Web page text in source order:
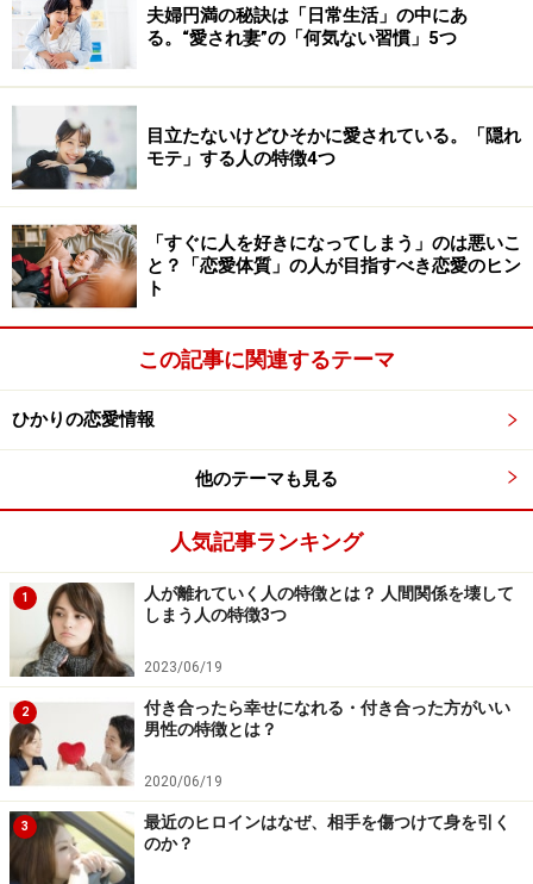
思い通りにしたがると、煙たがれる
相手によかれと思って説教する人のなかには、「相手を
従わせたい」「自分の思い通りにコントロールしたい」
という欲望が隠れている人もいます。そういう人は、
「相手のため」ではなく、「自分のため」に言っている
ことも少なくありません。それでは、相手に受け入れら
れにくくなってしまうでしょう。
つまり、「自分は一生懸命やっているのに！」と思いな
がら、空回りしてしまうときは、「自分が本当は何に対
いいのです。心の奥底には、利己的な考えを持っている
こともあるからです。
つまり、「相手のために」と本当に思えるようになった
ときには、“あなたが一生懸命になること”自体が変わっ
てくることもあるのです。「一生懸命、相手が受け入れ
やすい言葉を見つけて話す」ようになるかもしれない
し、「自分が行動している背中を見せて、大切なことを
伝える」ようになるかもしれないですしね。
もしかしたら、「相手ができなくても、自分がフォロー
できる人になる」という選択肢だってあるかもしれませ
ん。そうなったときには、相手はあなたの器の大きさを
夫婦円満の秘訣は「日常生活」の中にあ
る。“愛され妻”の「何気ない習慣」5つ
目立たないけどひそかに愛されている。「隠れ
モテ」する人の特徴4つ
「すぐに人を好きになってしまう」のは悪いこ
と？「恋愛体質」の人が目指すべき恋愛のヒン
ト
この記事に関連するテーマ
ひかりの恋愛情報
他のテーマも見る
人気記事ランキング
1
人が離れていく人の特徴とは？ 人間関係を壊して
しまう人の特徴3つ
2023/06/19
2
付き合ったら幸せになれる・付き合った方がいい
男性の特徴とは？
2020/06/19
3
最近のヒロインはなぜ、相手を傷つけて身を引く
のか？